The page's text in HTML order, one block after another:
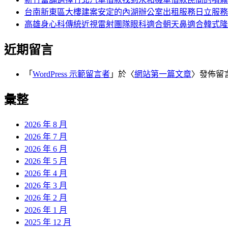
台南新東區大樓建案安定的內湖辦公室出租服務日立服
高雄身心科傳統近視雷射團隊眼科適合朝天鼻適合韓式
近期留言
「 WordPress 示範留言者 」於〈網站第一篇文章〉發佈留
彙整
2026 年 8 月
2026 年 7 月
2026 年 6 月
2026 年 5 月
2026 年 4 月
2026 年 3 月
2026 年 2 月
2026 年 1 月
2025 年 12 月